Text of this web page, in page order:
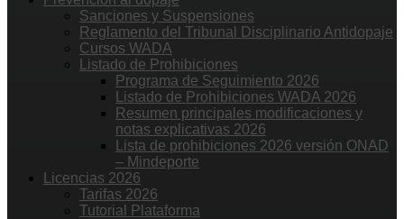
Sanciones y Suspensiones
Reglamento del Tribunal Disciplinario Antidopaje
Cursos WADA
Listado de Prohibiciones
Programa de Seguimiento 2026
Listado de Prohibiciones WADA 2026
Resumen principales modificaciones y
notas explicativas 2026
Lista de prohibiciones 2026 versión ONAD
– Mindeporte
Licencias 2026
Tarifas 2026
Tutorial Plataforma